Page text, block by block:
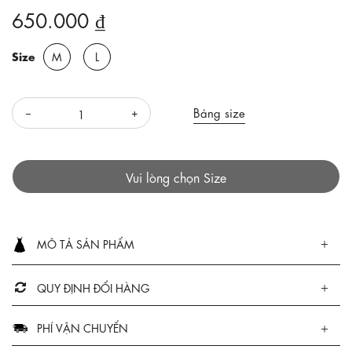
650.000 ₫
Size M L
Bảng size
Vui lòng chọn Size
MÔ TẢ SẢN PHẨM
QUY ĐỊNH ĐỔI HÀNG
PHÍ VẬN CHUYỂN